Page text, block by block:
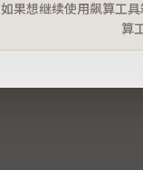
如果想继续使用飙算工
算